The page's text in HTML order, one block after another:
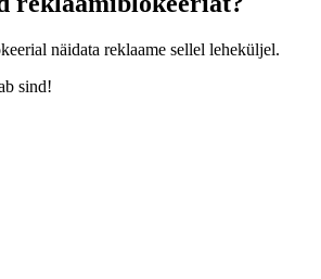
näidata reklaame sellel leheküljel.
sind!